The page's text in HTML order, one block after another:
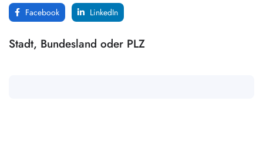
Facebook LinkedIn
Stadt, Bundesland oder PLZ